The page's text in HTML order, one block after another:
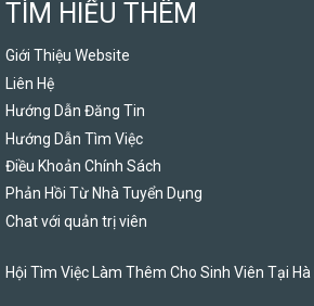
TÌM HIỂU THÊM
Giới Thiệu Website
Liên Hệ
Hướng Dẫn Đăng Tin
Hướng Dẫn Tìm Việc
Điều Khoản Chính Sách
Phản Hồi Từ Nhà Tuyển Dụng
Chat với quản trị viên
Hội Tìm Việc Làm Thêm Cho Sinh Viên Tại Hà